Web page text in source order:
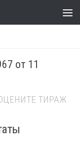
от 11
ТИРАЖ